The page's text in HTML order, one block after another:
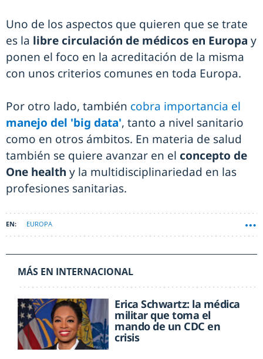
Uno de los aspectos que quieren que se trate
es la libre circulación de médicos en Europa y
ponen el foco en la acreditación de la misma
con unos criterios comunes en toda Europa.
Por otro lado, también cobra importancia el
manejo del 'big data', tanto a nivel sanitario
como en otros ámbitos. En materia de salud
también se quiere avanzar en el concepto de
One health y la multidisciplinariedad en las
profesiones sanitarias.
EUROPA
MÁS EN INTERNACIONAL
Erica Schwartz: la médica
militar que toma el
mando de un CDC en
crisis